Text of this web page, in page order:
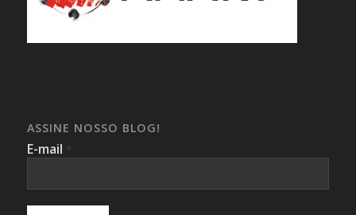
ASSINE NOSSO BLOG!
E-mail *